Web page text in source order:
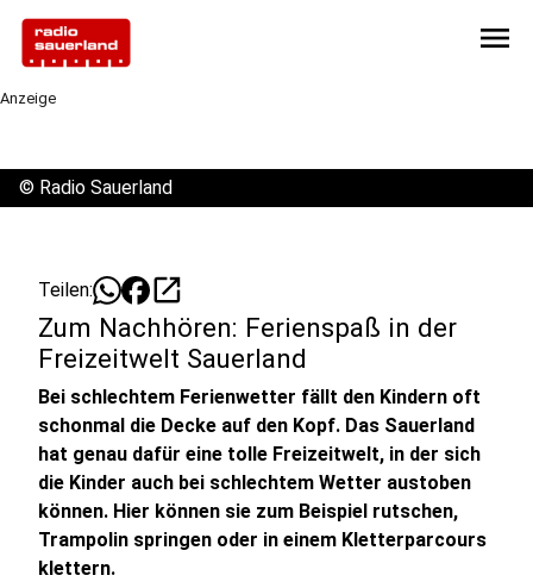
menu
Anzeige
© Radio Sauerland
Teilen: open_in_new
Zum Nachhören: Ferienspaß in der
Freizeitwelt Sauerland
Bei schlechtem Ferienwetter fällt den Kindern oft
schonmal die Decke auf den Kopf. Das Sauerland
hat genau dafür eine tolle Freizeitwelt, in der sich
die Kinder auch bei schlechtem Wetter austoben
können. Hier können sie zum Beispiel rutschen,
Trampolin springen oder in einem Kletterparcours
klettern.